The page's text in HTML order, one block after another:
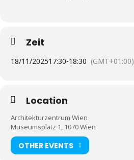
Zeit
18/11/202517:30-18:30 (GMT+01:00)
Location
Architekturzentrum Wien
Museumsplatz 1, 1070 Wien
OTHER EVENTS